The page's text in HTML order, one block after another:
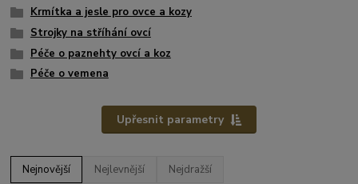
Krmítka a jesle pro ovce a kozy
Strojky na stříhání ovcí
Péče o paznehty ovcí a koz
Péče o vemena
Upřesnit parametry
Nejnovější Nejlevnější Nejdražší